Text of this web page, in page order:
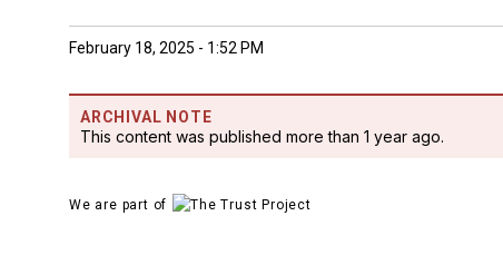
February 18, 2025 - 1:52 PM
ARCHIVAL NOTE
This content was published more than 1 year ago.
We are part of